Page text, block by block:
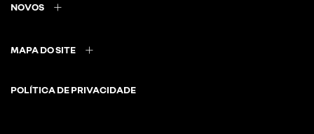
NOVOS
MAPA DO SITE
POLÍTICA DE PRIVACIDADE